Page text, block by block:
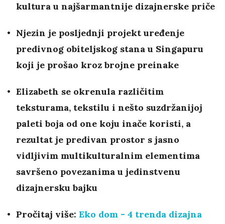
kultura u najšarmantnije dizajnerske priče
Njezin je posljednji projekt uređenje
predivnog obiteljskog stana u Singapuru
koji je prošao kroz brojne preinake
Elizabeth se okrenula različitim
teksturama, tekstilu i nešto suzdržanijoj
paleti boja od one koju inače koristi, a
rezultat je predivan prostor s jasno
vidljivim multikulturalnim elementima
savršeno povezanima u jedinstvenu
dizajnersku bajku
Pročitaj više: Eko dom - 4 trenda dizajna